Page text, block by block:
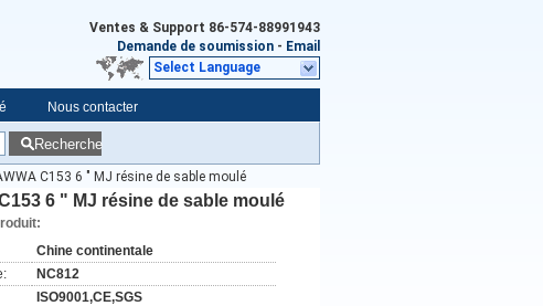
Ventes & Support 86-574-88991943
Demande de soumission - Email
Select Language
Nous contacter
Recherche
C153 6 " MJ résine de sable moulé
6 " MJ résine de sable moulé
Chine continentale
NC812
ISO9001,CE,SGS